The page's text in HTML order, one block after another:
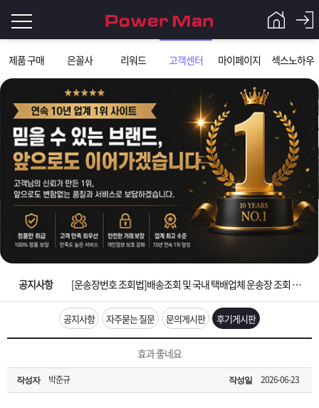
제품 구매 은꼴사 리워드 고객센터 마이페이지 섹스노하우
그
인
이
필
요
니
로
Q&A
파
워
맨
제
품
은
노
객
마
공지사항
입금확인이 안되는 상황을 대비해 꼭 입금후 고객센터 연락바랍니다.
[2026구정 연휴]설 연휴 배송 및 휴무 안내
[운송장번호 조회법]배송조회 및 국내 택배업체 운송장 조회 하는법
[ios앱 오픈]아이폰 고객 앱설치 가능합니다.
[무인택배함 이용 안내] 집 밖에 주소로 택배 받기
입금확인이 안되는 상황을 대비해 꼭 입금후 고객센터 연락바랍니다.
공지사항 자주묻는 질문 문의게시판 후기게시판
효과 좋네요
작성자 박준규 작성일 2026-06-23